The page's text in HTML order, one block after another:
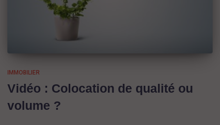
IMMOBILIER
Vidéo : Colocation de qualité ou
volume ?